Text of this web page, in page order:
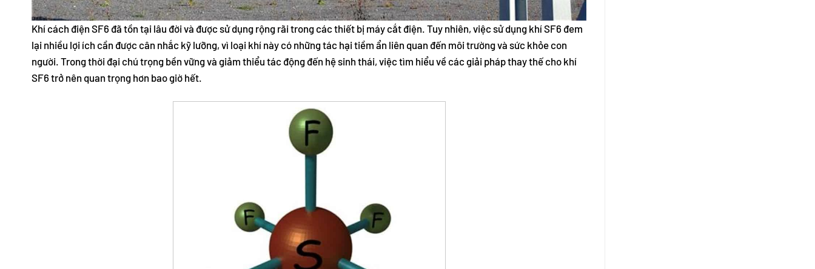
Khí cách điện SF6 đã tồn tại lâu đời và được sử dụng rộng rãi trong các thiết bị máy cắt điện. Tuy nhiên, việc sử dụng khí SF6 đem
lại nhiều lợi ích cần được cân nhắc kỹ lưỡng, vì loại khí này có những tác hại tiềm ẩn liên quan đến môi trường và sức khỏe con
người. Trong thời đại chú trọng bền vững và giảm thiểu tác động đến hệ sinh thái, việc tìm hiểu về các giải pháp thay thế cho khí
SF6 trở nên quan trọng hơn bao giờ hết.